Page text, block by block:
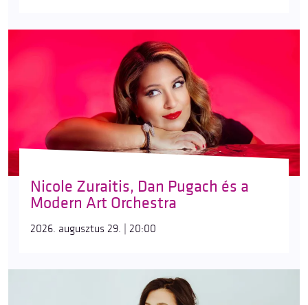
Nicole Zuraitis, Dan Pugach és a
Modern Art Orchestra
2026. augusztus 29. | 20:00